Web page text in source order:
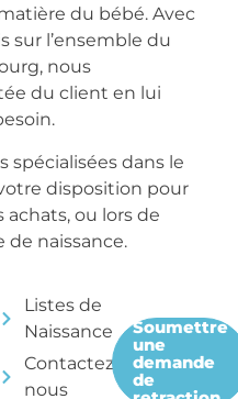
du bébé. Avec
sur l’ensemble du
nous
du client en lui
spécialisées dans le
disposition pour
ou lors de
de naissance.
Listes de
Naissance
Contactez-
nous
Soumettre
une
demande
de